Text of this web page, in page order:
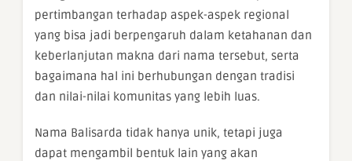
pertimbangan terhadap aspek-aspek regional
yang bisa jadi berpengaruh dalam ketahanan dan
keberlanjutan makna dari nama tersebut, serta
bagaimana hal ini berhubungan dengan tradisi
dan nilai-nilai komunitas yang lebih luas.
Nama Balisarda tidak hanya unik, tetapi juga
dapat mengambil bentuk lain yang akan